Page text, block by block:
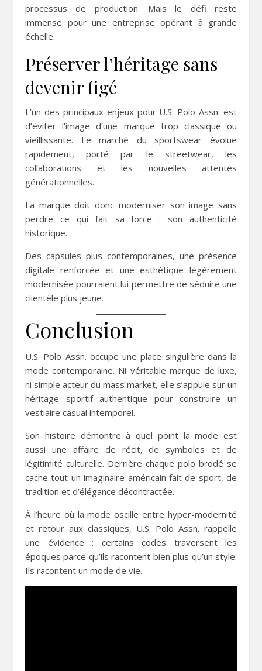
processus de production. Mais le défi reste
immense pour une entreprise opérant à grande
échelle.
Préserver l’héritage sans
devenir figé
L’un des principaux enjeux pour U.S. Polo Assn. est
d’éviter l’image d’une marque trop classique ou
vieillissante. Le marché du sportswear évolue
rapidement, porté par le streetwear, les
collaborations et les nouvelles attentes
générationnelles.
La marque doit donc moderniser son image sans
perdre ce qui fait sa force : son authenticité
historique.
Des capsules plus contemporaines, une présence
digitale renforcée et une esthétique légèrement
modernisée pourraient lui permettre de séduire une
clientèle plus jeune.
Conclusion
U.S. Polo Assn. occupe une place singulière dans la
mode contemporaine. Ni véritable marque de luxe,
ni simple acteur du mass market, elle s’appuie sur un
héritage sportif authentique pour construire un
vestiaire casual intemporel.
Son histoire démontre à quel point la mode est
aussi une affaire de récit, de symboles et de
légitimité culturelle. Derrière chaque polo brodé se
cache tout un imaginaire américain fait de sport, de
tradition et d’élégance décontractée.
À l’heure où la mode oscille entre hyper-modernité
et retour aux classiques, U.S. Polo Assn. rappelle
une évidence : certains codes traversent les
époques parce qu’ils racontent bien plus qu’un style.
Ils racontent un mode de vie.